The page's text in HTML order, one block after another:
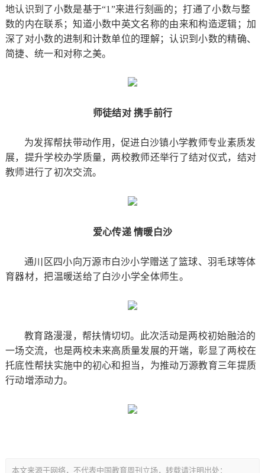
地认识到了小数是基于“1”来进行刻画的；打通了小数与整
数的内在联系；知道小数中英文名称的由来和构造逻辑；加
深了对小数的进制和计数单位的理解；认识到小数的精确、
简捷、统一和对称之美。
师徒结对 携手前行
为发挥帮扶带动作用，促进白沙镇小学教师专业素质发
展，提升学校办学质量，两校教师还举行了结对仪式，结对
教师进行了初次交流。
爱心传递 情暖白沙
通川区四小向万源市白沙小学赠送了篮球、羽毛球等体
育器材，把温暖送给了白沙小学全体师生。
教育路漫漫，帮扶情切切。此次活动是两校初始融洽的
一场交流，也是两校未来高质量发展的开端，彰显了两校在
托底性帮扶实施中的初心和担当，为推动万源教育三年提质
行动增添动力。
本文来源于网络，不代表中国教育周刊立场，转载请注明出处：